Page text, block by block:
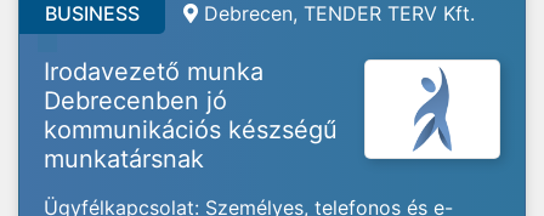
BUSINESS Debrecen, TENDER TERV Kft.
Irodavezető munka
Debrecenben jó
kommunikációs készségű
munkatársnak
Ügyfélkapcsolat: Személyes, telefonos és e-